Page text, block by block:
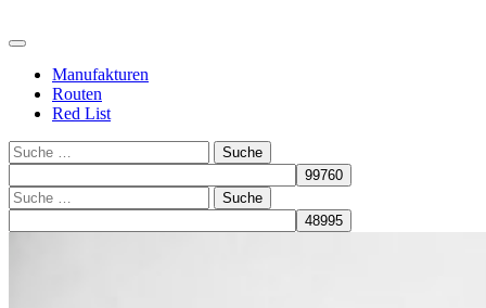
Manufakturen
Routen
Red List
Suche
Suche